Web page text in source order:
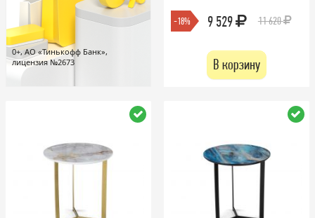
0+, АО «Тинькофф Банк»,
лицензия №2673
-18% 9 529 11 620
В корзину